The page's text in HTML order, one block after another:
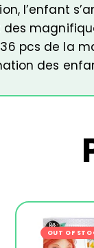
l’enfant
des
pcs de la
des
OUT OF